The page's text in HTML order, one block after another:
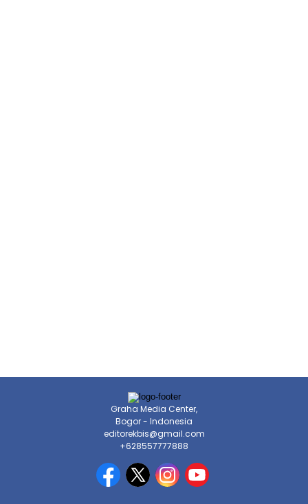
Graha Media Center,
Bogor - Indonesia
editorekbis@gmail.com
+628557777888